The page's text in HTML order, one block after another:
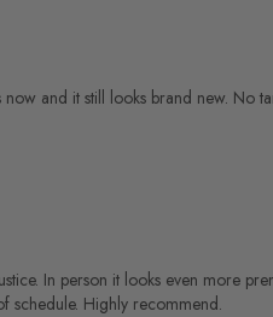
and it still looks brand new. No
In person it looks even more
schedule. Highly recommend.